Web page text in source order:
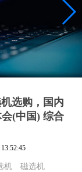
选购，国内
(中国) 综合
机 磁选机